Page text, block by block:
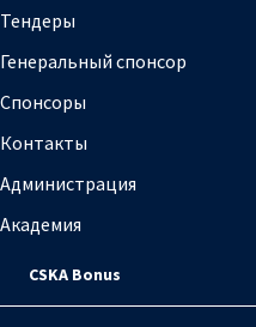
Тендеры
Генеральный спонсор
Спонсоры
Контакты
Администрация
Академия
CSKA Bonus